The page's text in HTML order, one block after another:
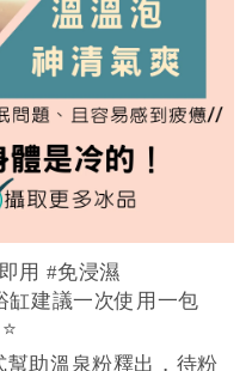
用 #免浸濕
缸建議一次使用一包
助溫泉粉釋出，待粉